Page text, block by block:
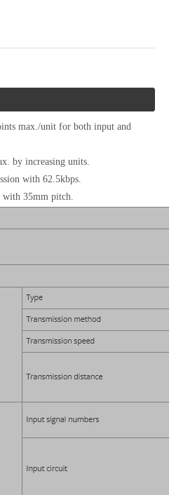
max./unit for both input and
by increasing units.
with 62.5kbps.
35mm pitch.